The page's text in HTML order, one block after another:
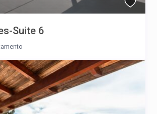
Suite 6